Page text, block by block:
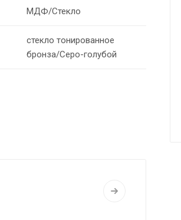
МДФ/Стекло
стекло тонированное
бронза/Серо-голубой